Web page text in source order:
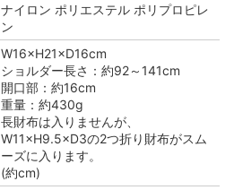
ナイロン ポリエステル ポリプロピレ
ン
W16×H21×D16cm
ショルダー長さ：約92～141cm
開口部：約16cm
重量：約430g
長財布は入りませんが、
W11×H9.5×D3の2つ折り財布がスム
ーズに入ります。
(約cm)